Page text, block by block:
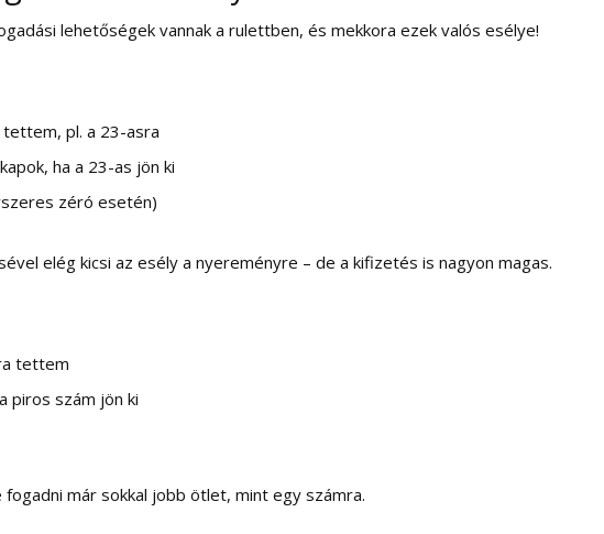
lehetőségek vannak a rulettben, és mekkora ezek valós esélye!
tettem, pl. a 23-asra
ha a 23-as jön ki
zéró esetén)
elég kicsi az esély a nyereményre – de a kifizetés is nagyon magas.
tettem
piros szám jön ki
már sokkal jobb ötlet, mint egy számra.